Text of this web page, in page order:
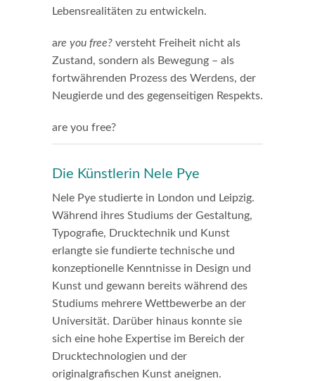
Lebensrealitäten zu entwickeln.
are you free? versteht Freiheit nicht als
Zustand, sondern als Bewegung – als
fortwährenden Prozess des Werdens, der
Neugierde und des gegenseitigen Respekts.
are you free?
Die Künstlerin Nele Pye
Nele Pye studierte in London und Leipzig.
Während ihres Studiums der Gestaltung,
Typografie, Drucktechnik und Kunst
erlangte sie fundierte technische und
konzeptionelle Kenntnisse in Design und
Kunst und gewann bereits während des
Studiums mehrere Wettbewerbe an der
Universität. Darüber hinaus konnte sie
sich eine hohe Expertise im Bereich der
Drucktechnologien und der
originalgrafischen Kunst aneignen.